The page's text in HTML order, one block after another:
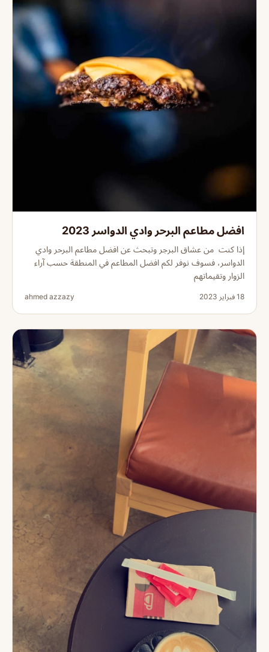
افضل مطاعم البرحر وادي الدواسر 2023
إذا كنت من عشاق البرجر وتبحث عن افضل مطاعم البرحر وادي
الدواسر، فسوف نوفر لكم افضل المطاعم في المنطقة حسب آراء
الزوار وتقيماتهم
18 فبراير 2023 ahmed azzazy